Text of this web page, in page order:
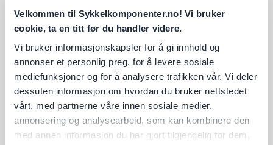
Velkommen til Sykkelkomponenter.no! Vi bruker
cookie, ta en titt før du handler videre.
Vi bruker informasjonskapsler for å gi innhold og
annonser et personlig preg, for å levere sosiale
mediefunksjoner og for å analysere trafikken vår. Vi deler
dessuten informasjon om hvordan du bruker nettstedet
vårt, med partnerne våre innen sosiale medier,
annonsering og analysearbeid, som kan kombinere den
med annen informasjon du har gjort tilgjengelig for dem,